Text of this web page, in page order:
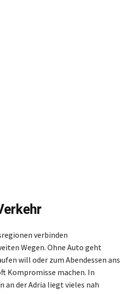
verbinden
Wegen. Ohne Auto geht
will oder zum Abendessen ans
Kompromisse machen. In
der Adria liegt vieles nah